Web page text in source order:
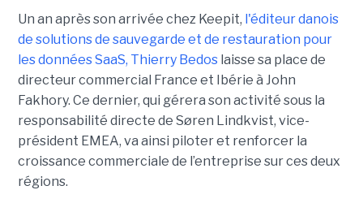
Un an après son arrivée chez Keepit, l'éditeur danois
de solutions de sauvegarde et de restauration pour
les données SaaS, Thierry Bedos laisse sa place de
directeur commercial France et Ibérie à John
Fakhory. Ce dernier, qui gérera son activité sous la
responsabilité directe de Søren Lindkvist, vice-
président EMEA, va ainsi piloter et renforcer la
croissance commerciale de l’entreprise sur ces deux
régions.